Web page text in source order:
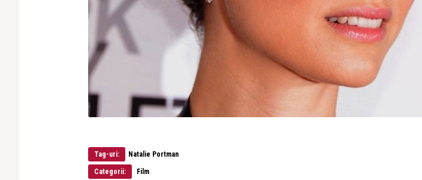
Tag-uri: Natalie Portman
Categorii: Film